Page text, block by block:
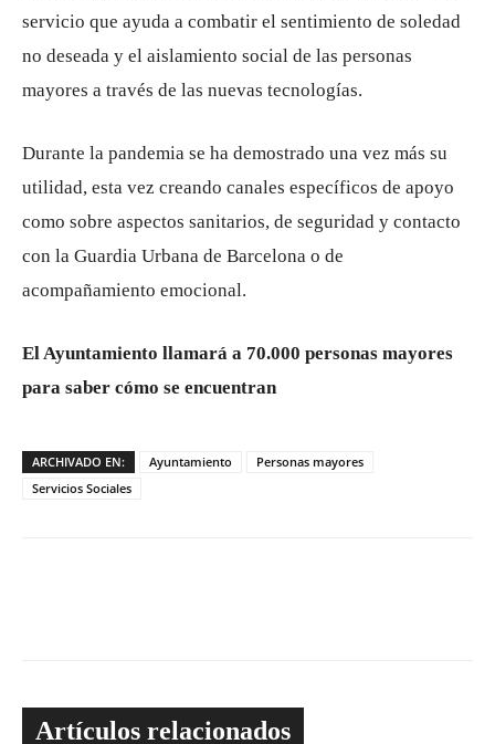
servicio que ayuda a combatir el sentimiento de soledad
no deseada y el aislamiento social de las personas
mayores a través de las nuevas tecnologías.
Durante la pandemia se ha demostrado una vez más su
utilidad, esta vez creando canales específicos de apoyo
como sobre aspectos sanitarios, de seguridad y contacto
con la Guardia Urbana de Barcelona o de
acompañamiento emocional.
El Ayuntamiento llamará a 70.000 personas mayores
para saber cómo se encuentran
ARCHIVADO EN: Ayuntamiento
Personas mayores
Servicios Sociales
Artículos relacionados